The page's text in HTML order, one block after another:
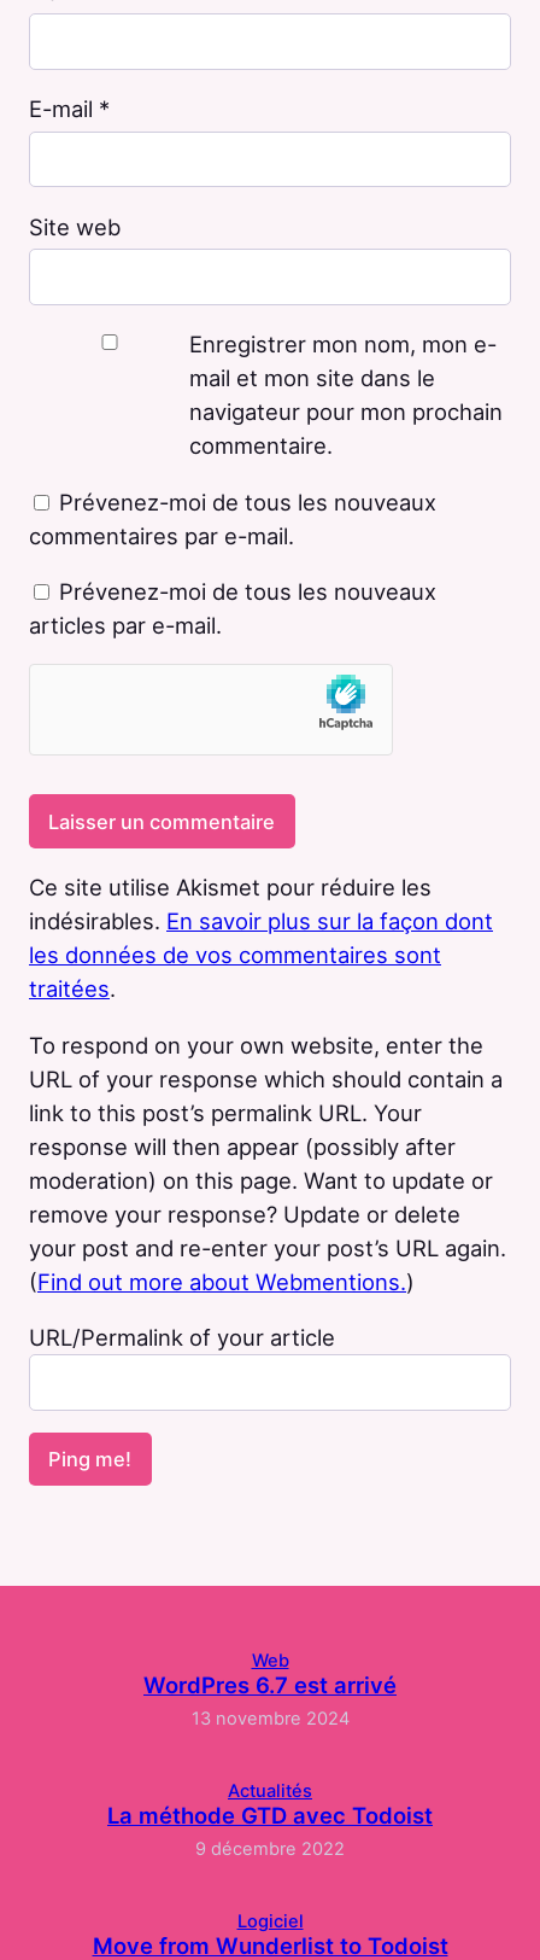
E-mail *
Site web
Enregistrer mon nom, mon e-
mail et mon site dans le
navigateur pour mon prochain
commentaire.
Prévenez-moi de tous les nouveaux
commentaires par e-mail.
Prévenez-moi de tous les nouveaux
articles par e-mail.
Ce site utilise Akismet pour réduire les
indésirables. En savoir plus sur la façon dont
les données de vos commentaires sont
traitées.
To respond on your own website, enter the
URL of your response which should contain a
link to this post’s permalink URL. Your
response will then appear (possibly after
moderation) on this page. Want to update or
remove your response? Update or delete
your post and re-enter your post’s URL again.
(Find out more about Webmentions.)
URL/Permalink of your article
Web
WordPres 6.7 est arrivé
13 novembre 2024
Actualités
La méthode GTD avec Todoist
9 décembre 2022
Logiciel
Move from Wunderlist to Todoist